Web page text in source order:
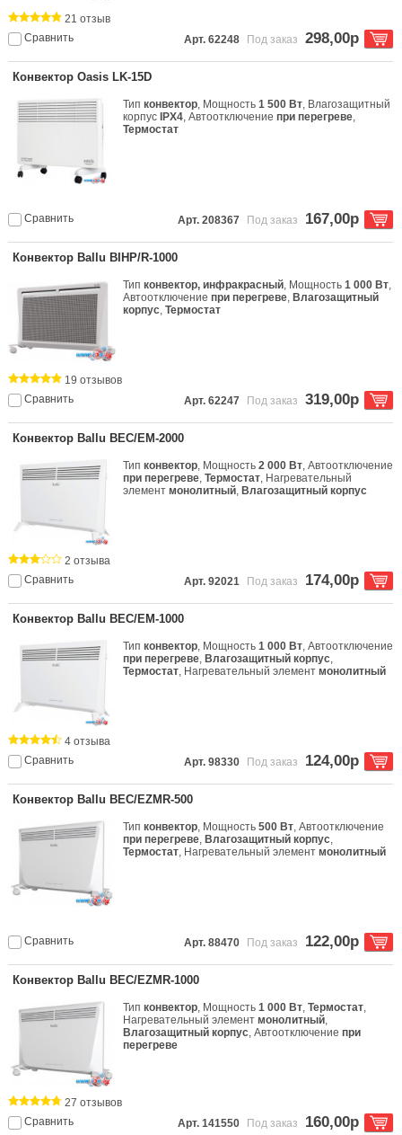
Сравнить
21 отзыв
Арт. 62248
Под заказ 298,00р
Конвектор Oasis LK-15D
Типконвектор, Мощность1 500 Вт, Влагозащитный
корпус IPX4, Автоотключениепри перегреве,
Термостат
Сравнить Арт. 208367 Под заказ 167,00р
Конвектор Ballu BIHP/R-1000
Типконвектор, инфракрасный, Мощность1 000 Вт,
Автоотключениепри перегреве, Влагозащитный
корпус,Термостат
Сравнить
19 отзывов
Арт. 62247
Под заказ 319,00р
Конвектор Ballu BEC/EM-2000
Типконвектор, Мощность2 000 Вт, Автоотключение
при перегреве,Термостат, Нагревательный
элементмонолитный, Влагозащитный корпус
Сравнить
2 отзыва
Арт. 92021
Под заказ 174,00р
Конвектор Ballu BEC/EM-1000
Типконвектор, Мощность1 000 Вт, Автоотключение
при перегреве, Влагозащитный корпус,
Термостат, Нагревательный элементмонолитный
Сравнить
4 отзыва
Арт. 98330
Под заказ 124,00р
Конвектор Ballu BEC/EZMR-500
Типконвектор, Мощность500 Вт, Автоотключение
при перегреве, Влагозащитный корпус,
Термостат, Нагревательный элементмонолитный
Сравнить Арт. 88470 Под заказ 122,00р
Конвектор Ballu BEC/EZMR-1000
Типконвектор, Мощность1 000 Вт,Термостат,
Нагревательный элементмонолитный,
Влагозащитный корпус, Автоотключениепри
перегреве
Сравнить
27 отзывов
Арт. 141550
Под заказ 160,00р